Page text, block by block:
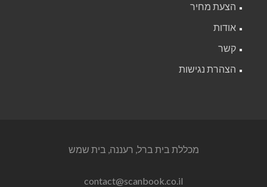
הצעת מחיר
אודות
קשר
הצהרת נגישות
מכללת בית ברל, רעננה, בית שמש
contact@scanbook.co.il